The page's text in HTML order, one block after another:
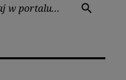
search